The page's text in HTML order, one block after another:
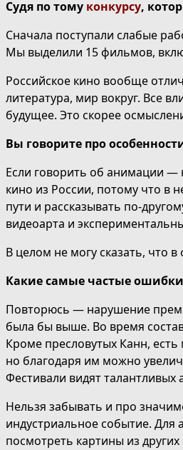
Судя по тому конкурсу,
Сначала поступали слабые
Мы выделили 15 фильмов,
Российское кино вообще
литература, мир вокруг. Все
будущее. Это скорее
Вы говорите про
Если говорить об анимации —
кино из России, потому что в
пути и рассказывать по-
видеоарта и
В целом не могу сказать, что
Какие самые частые
Повторюсь — нарушение
была бы выше. Во время
Кроме пресловутых Канн,
но благодаря им можно
Фестивали видят талантливых
Нельзя забывать и про
индустриальное событие. Для
посмотреть картины из